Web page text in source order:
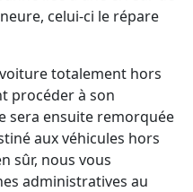
celui-ci le répare
totalement hors
procéder à son
sera ensuite remorquée
aux véhicules hors
sûr, nous vous
administratives au